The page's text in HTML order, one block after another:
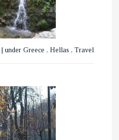
under Greece , Hellas , Travel